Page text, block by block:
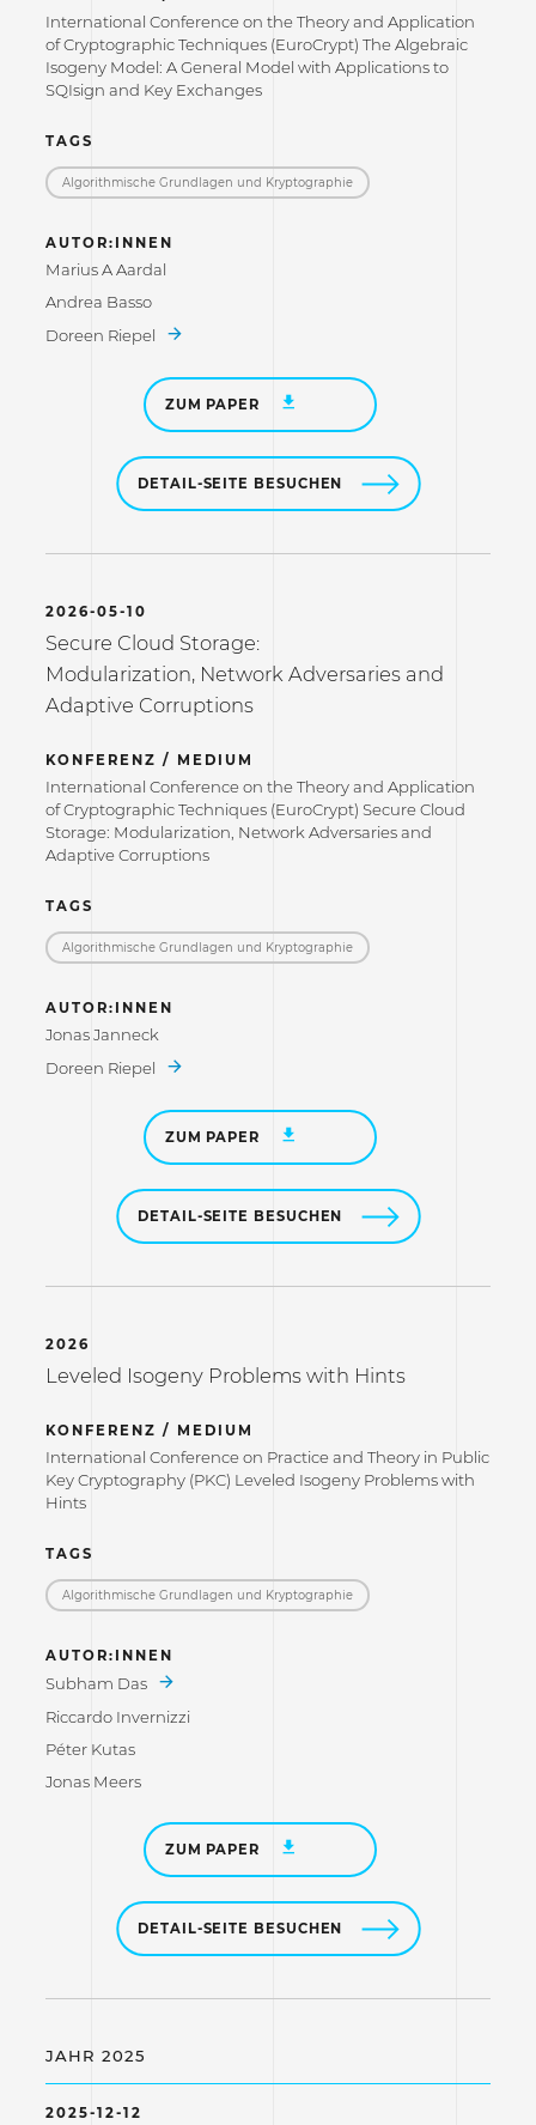
International Conference on the Theory and Application
of Cryptographic Techniques (EuroCrypt) The Algebraic
Isogeny Model: A General Model with Applications to
SQIsign and Key Exchanges
TAGS
Algorithmische Grundlagen und Kryptographie
AUTOR:INNEN
Marius A Aardal
Andrea Basso
Doreen Riepel
ZUM PAPER
DETAIL-SEITE BESUCHEN
2026-05-10
Secure Cloud Storage:
Modularization, Network Adversaries and
Adaptive Corruptions
KONFERENZ / MEDIUM
International Conference on the Theory and Application
of Cryptographic Techniques (EuroCrypt) Secure Cloud
Storage: Modularization, Network Adversaries and
Adaptive Corruptions
TAGS
Algorithmische Grundlagen und Kryptographie
AUTOR:INNEN
Jonas Janneck
Doreen Riepel
ZUM PAPER
DETAIL-SEITE BESUCHEN
2026
Leveled Isogeny Problems with Hints
KONFERENZ / MEDIUM
International Conference on Practice and Theory in Public
Key Cryptography (PKC) Leveled Isogeny Problems with
Hints
TAGS
Algorithmische Grundlagen und Kryptographie
AUTOR:INNEN
Subham Das
Riccardo Invernizzi
Péter Kutas
Jonas Meers
ZUM PAPER
DETAIL-SEITE BESUCHEN
JAHR 2025
2025-12-12